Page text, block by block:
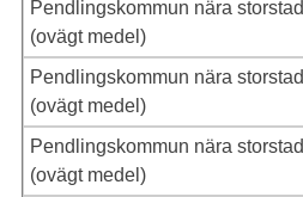
Pendlingskommun nära storstad
(ovägt medel)
Pendlingskommun nära storstad
(ovägt medel)
Pendlingskommun nära storstad
(ovägt medel)